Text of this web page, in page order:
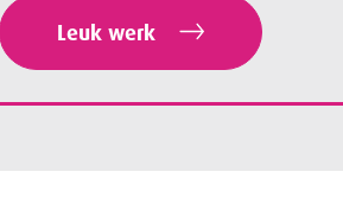
Leuk werk